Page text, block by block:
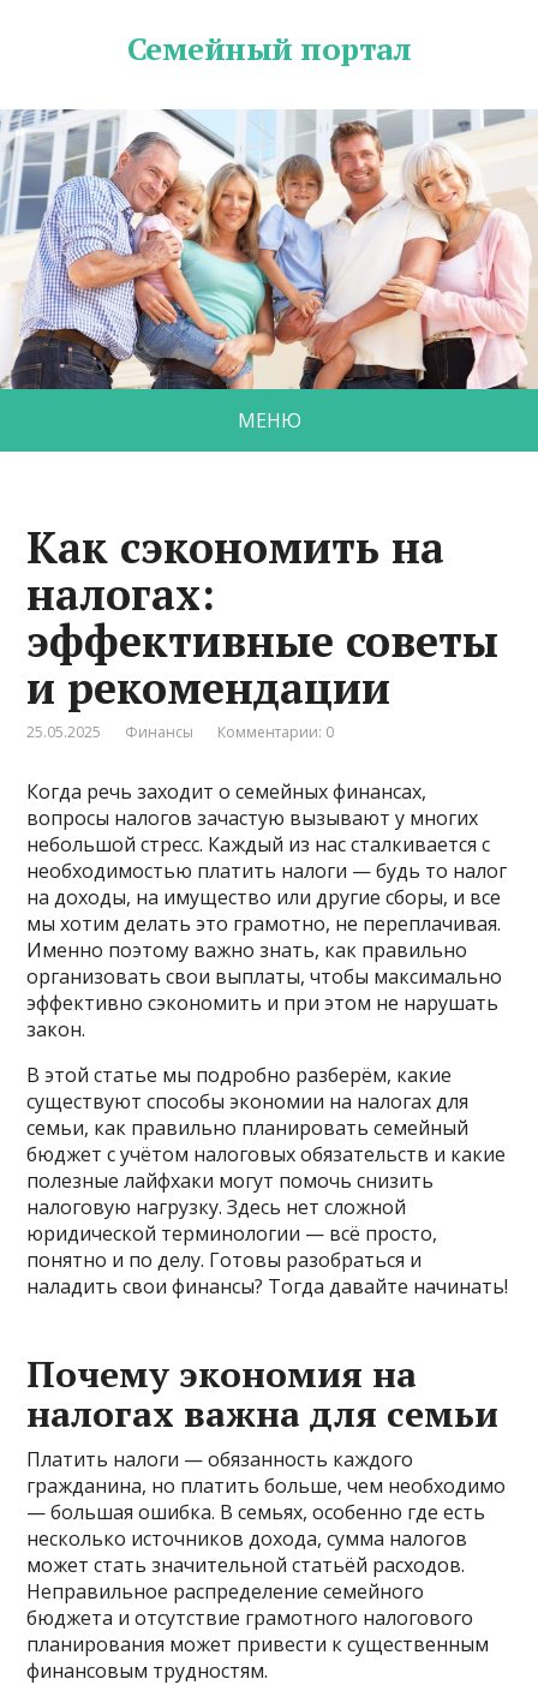
Семейный портал
МЕНЮ
Как сэкономить на
налогах:
эффективные советы
и рекомендации
25.05.2025 Финансы Комментарии: 0
Когда речь заходит о семейных финансах,
вопросы налогов зачастую вызывают у многих
небольшой стресс. Каждый из нас сталкивается с
необходимостью платить налоги — будь то налог
на доходы, на имущество или другие сборы, и все
мы хотим делать это грамотно, не переплачивая.
Именно поэтому важно знать, как правильно
организовать свои выплаты, чтобы максимально
эффективно сэкономить и при этом не нарушать
закон.
В этой статье мы подробно разберём, какие
существуют способы экономии на налогах для
семьи, как правильно планировать семейный
бюджет с учётом налоговых обязательств и какие
полезные лайфхаки могут помочь снизить
налоговую нагрузку. Здесь нет сложной
юридической терминологии — всё просто,
понятно и по делу. Готовы разобраться и
наладить свои финансы? Тогда давайте начинать!
Почему экономия на
налогах важна для семьи
Платить налоги — обязанность каждого
гражданина, но платить больше, чем необходимо
— большая ошибка. В семьях, особенно где есть
несколько источников дохода, сумма налогов
может стать значительной статьёй расходов.
Неправильное распределение семейного
бюджета и отсутствие грамотного налогового
планирования может привести к существенным
финансовым трудностям.